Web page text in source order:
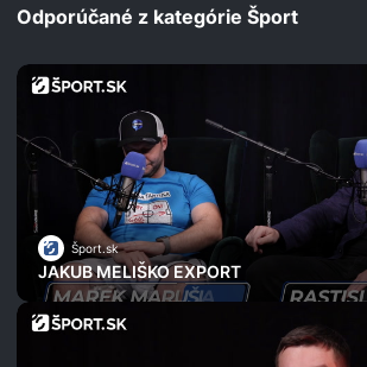
Odporúčané z kategórie Šport
Šport.sk
JAKUB MELIŠKO EXPORT